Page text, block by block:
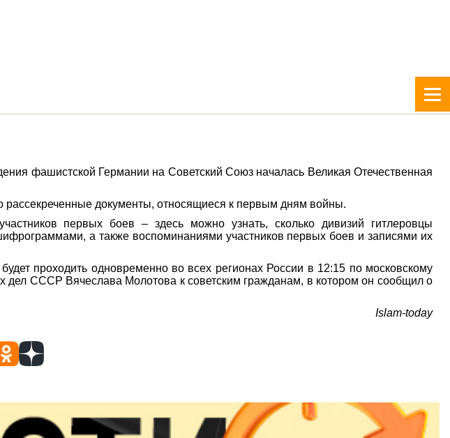
фашистской Германии на Советский Союз началась Великая Отечественная
документы, относящиеся к первым дням войны.
первых боев – здесь можно узнать, сколько дивизий гитлеровцы
а также воспоминаниями участников первых боев и записями их
проходить одновременно во всех регионах России в 12:15 по московскому
СССР Вячеслава Молотова к советским гражданам, в котором он сообщил о
Islam-today